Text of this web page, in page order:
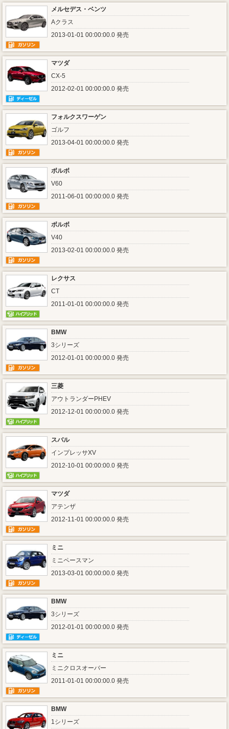
メルセデス・ベンツ
Aクラス
2013-01-01 00:00:00.0 発売
マツダ
CX-5
2012-02-01 00:00:00.0 発売
フォルクスワーゲン
ゴルフ
2013-04-01 00:00:00.0 発売
ボルボ
V60
2011-06-01 00:00:00.0 発売
ボルボ
V40
2013-02-01 00:00:00.0 発売
レクサス
CT
2011-01-01 00:00:00.0 発売
BMW
3シリーズ
2012-01-01 00:00:00.0 発売
三菱
アウトランダーPHEV
2012-12-01 00:00:00.0 発売
スバル
インプレッサXV
2012-10-01 00:00:00.0 発売
マツダ
アテンザ
2012-11-01 00:00:00.0 発売
ミニ
ミニペースマン
2013-03-01 00:00:00.0 発売
BMW
3シリーズ
2012-01-01 00:00:00.0 発売
ミニ
ミニクロスオーバー
2011-01-01 00:00:00.0 発売
BMW
1シリーズ